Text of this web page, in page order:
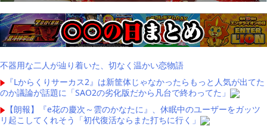
不器用な二人が辿り着いた、切なく温かい恋物語
『Lからくりサーカス2』は新筐体じゃなかったらもっと人気が出てた
のか議論が話題に「SAO2の劣化版だから凡台で終わってた」
【朗報】『e花の慶次～雲のかなたに』、休眠中のユーザーをガッツ
リ起こしてくれそう「初代復活ならまた打ちに行く」